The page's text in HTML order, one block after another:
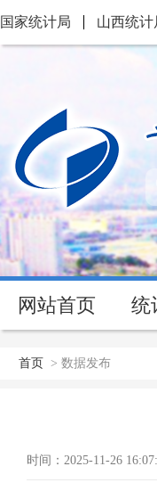
国家统计局 山西统计
网站首页 统
首页 > 数据发布
时间： 2025-11-26